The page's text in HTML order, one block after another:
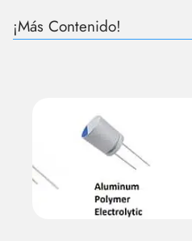
¡Más Contenido!